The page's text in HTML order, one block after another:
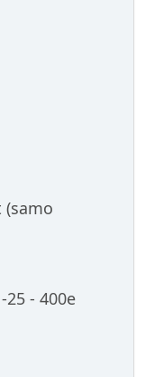
(samo
- 400e